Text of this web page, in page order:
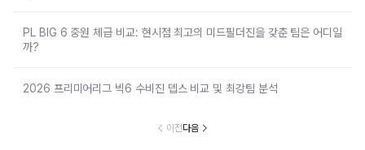
PL BIG 6 중원 체급 비교: 현시점 최고의 미드필더진을 갖춘 팀은 어디일
까?
2026 프리미어리그 빅6 수비진 뎁스 비교 및 최강팀 분석
이전다음